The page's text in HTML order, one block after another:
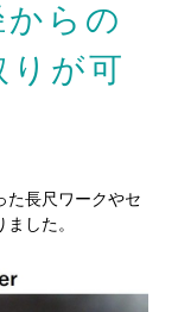
らの
りが可
た長尺ワークやセ
した。